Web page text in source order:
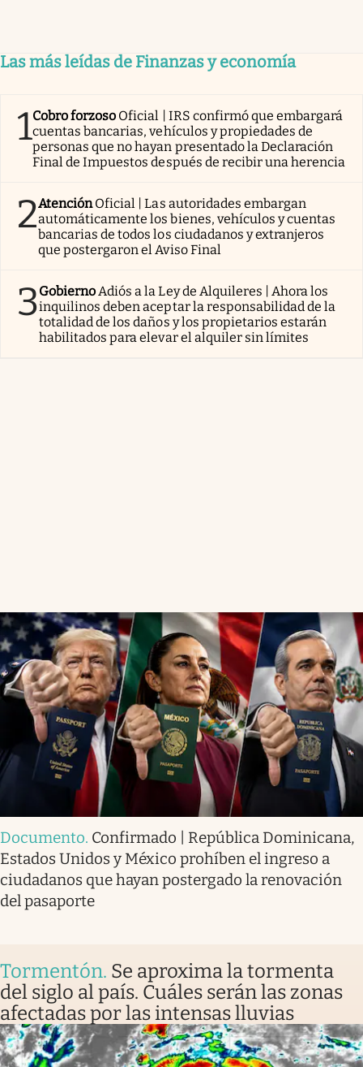
Las más leídas de Finanzas y economía
1Cobro forzoso Oficial | IRS confirmó que embargará
cuentas bancarias, vehículos y propiedades de
personas que no hayan presentado la Declaración
Final de Impuestos después de recibir una herencia
2AtenciónOficial | Las autoridades embargan
automáticamente los bienes, vehículos y cuentas
bancarias de todos los ciudadanos y extranjeros
que postergaron el Aviso Final
3GobiernoAdiós a la Ley de Alquileres | Ahora los
inquilinos deben aceptar la responsabilidad de la
totalidad de los daños y los propietarios estarán
habilitados para elevar el alquiler sin límites
Documento. Confirmado | República Dominicana,
Estados Unidos y México prohíben el ingreso a
ciudadanos que hayan postergado la renovación
del pasaporte
Tormentón. Se aproxima la tormenta
del siglo al país. Cuáles serán las zonas
afectadas por las intensas lluvias